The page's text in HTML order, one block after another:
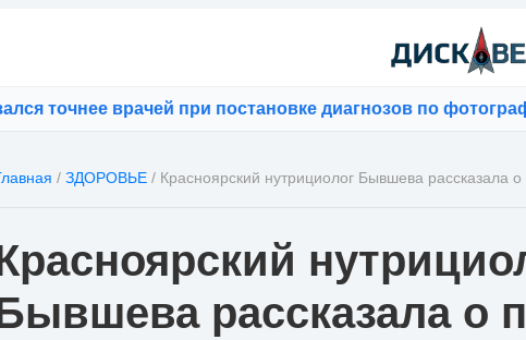
врачей при постановке диагнозов по фотографиям⚡
/ ЗДОРОВЬЕ / Красноярский нутрициолог Бывшева рассказала
рассказала о